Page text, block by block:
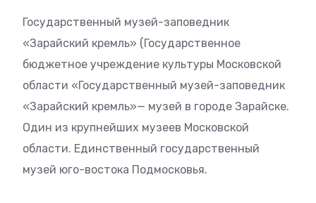
Государственный музей-заповедник
«Зарайский кремль» (Государственное
бюджетное учреждение культуры Московской
области «Государственный музей-заповедник
«Зарайский кремль»— музей в городе Зарайске.
Один из крупнейших музеев Московской
области. Единственный государственный
музей юго-востока Подмосковья.